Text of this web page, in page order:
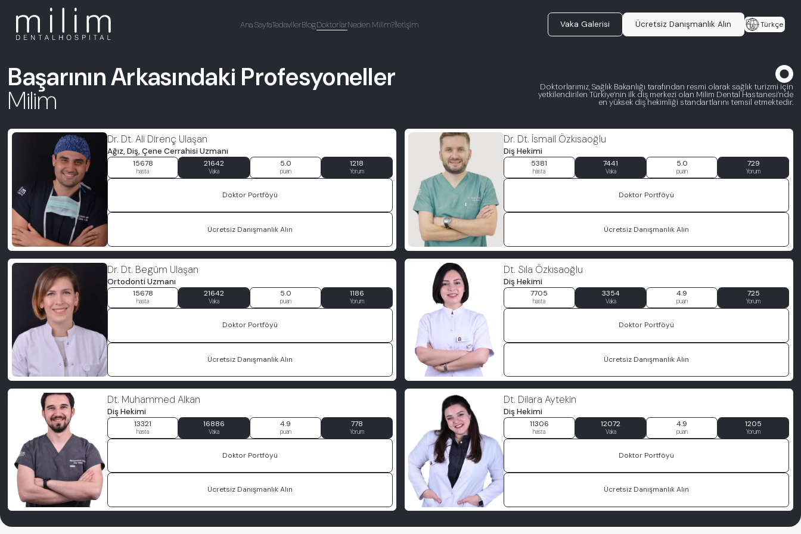
Ana SayfaTedavilerBlogDoktorlarNeden Milim?İletişim Vaka Galerisi Ücretsiz Danışmanlık Alın Türkçe
Başarının Arkasındaki Profesyoneller
Milim Doktorlarımız, Sağlık Bakanlığı tarafından resmi olarak sağlık turizmi için
yetkilendirilen Türkiye’nin ilk diş merkezi olan Milim Dental Hastanesi’nde
en yüksek diş hekimliği standartlarını temsil etmektedir.
Dr. Dt. Ali Direnç Ulaşan
Ağız, Diş, Çene Cerrahisi Uzmanı
15678
hasta
21642
Vaka
5.0
puan
1218
Yorum
Doktor Portföyü
Ücretsiz Danışmanlık Alın
Dr. Dt. İsmail Özkısaoğlu
Diş Hekimi
5381
hasta
7441
Vaka
5.0
puan
729
Yorum
Doktor Portföyü
Ücretsiz Danışmanlık Alın
Dr. Dt. Begüm Ulaşan
Ortodonti Uzmanı
15678
hasta
21642
Vaka
5.0
puan
1186
Yorum
Doktor Portföyü
Ücretsiz Danışmanlık Alın
Dt. Sıla Özkısaoğlu
Diş Hekimi
7705
hasta
3354
Vaka
4.9
puan
725
Yorum
Doktor Portföyü
Ücretsiz Danışmanlık Alın
Dt. Muhammed Alkan
Diş Hekimi
13321
hasta
16886
Vaka
4.9
puan
778
Yorum
Doktor Portföyü
Ücretsiz Danışmanlık Alın
Dt. Dilara Aytekin
Diş Hekimi
11306
hasta
12072
Vaka
4.9
puan
1205
Yorum
Doktor Portföyü
Ücretsiz Danışmanlık Alın